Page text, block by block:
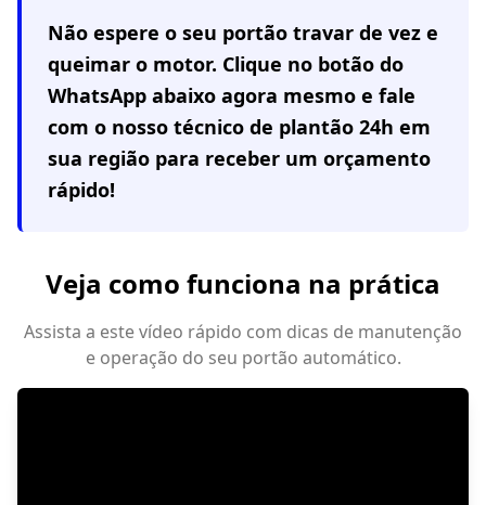
Não espere o seu portão travar de vez e
queimar o motor. Clique no botão do
WhatsApp abaixo agora mesmo e fale
com o nosso técnico de plantão 24h em
sua região para receber um orçamento
rápido!
Veja como funciona na prática
Assista a este vídeo rápido com dicas de manutenção
e operação do seu portão automático.